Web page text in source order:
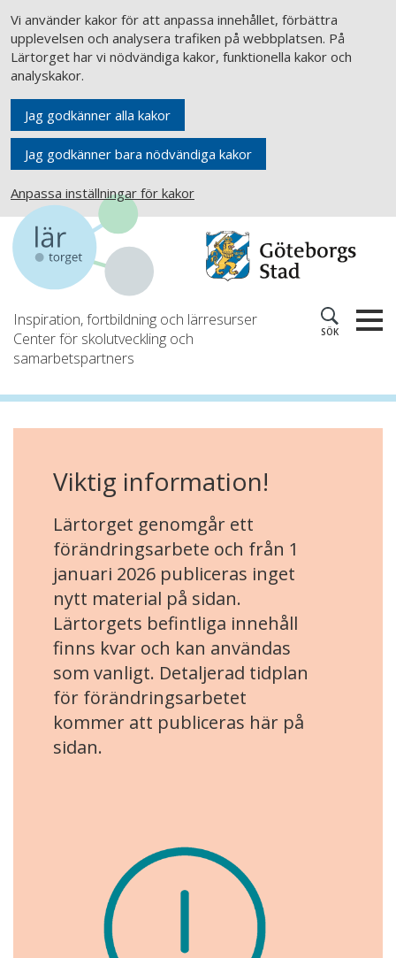
Vi använder kakor för att anpassa innehållet, förbättra
upplevelsen och analysera trafiken på webbplatsen. På
Lärtorget har vi nödvändiga kakor, funktionella kakor och
analyskakor.
Jag godkänner alla kakor
Jag godkänner bara nödvändiga kakor
Anpassa inställningar för kakor
Inspiration, fortbildning och lärresurser
Center för skolutveckling och
samarbetspartners
SÖK
Viktig information!
Lärtorget genomgår ett
förändringsarbete och från 1
januari 2026 publiceras inget
nytt material på sidan.
Lärtorgets befintliga innehåll
finns kvar och kan användas
som vanligt. Detaljerad tidplan
för förändringsarbetet
kommer att publiceras här på
sidan.